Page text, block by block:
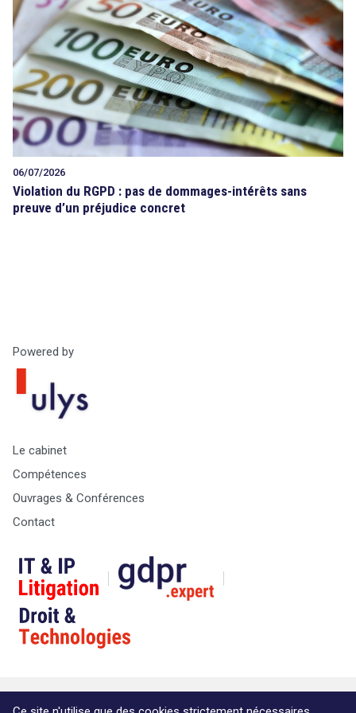
Tout sur le droit de l'innovation
Rechercher
CONTACT
06/07/2026
Violation du RGPD : pas de dommages-intérêts sans
preuve d’un préjudice concret
search
Powered by
Le cabinet
Compétences
Ouvrages & Conférences
Contact
© Copyright Max & Zoé SPRL - Vie Privée -A propos &